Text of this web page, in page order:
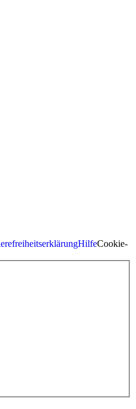
HilfeCookie-